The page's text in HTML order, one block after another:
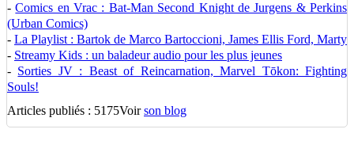
-Comics en Vrac : Bat-Man Second Knight de Jurgens & Perkins
(Urban Comics)
- La Playlist : Bartok de Marco Bartoccioni, James Ellis Ford, Marty
- Streamy Kids : un baladeur audio pour les plus jeunes
- Sorties JV : Beast of Reincarnation, Marvel Tōkon: Fighting
Souls!
Articles publiés : 5175Voirson blog